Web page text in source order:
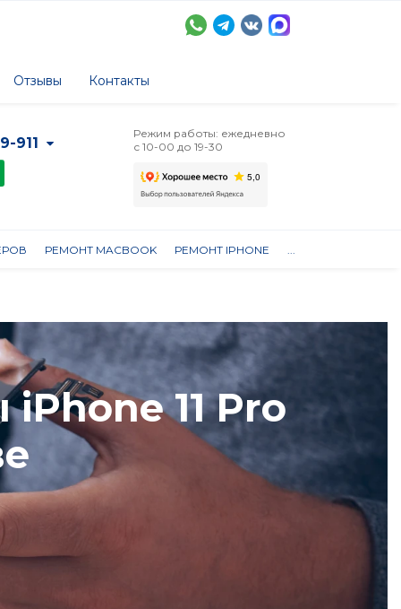
Отзывы Контакты
911
Режим работы: ежедневно
с 10-00 до 19-30
РЕМОНТ MACBOOK РЕМОНТ IPHONE ...
11 Pro